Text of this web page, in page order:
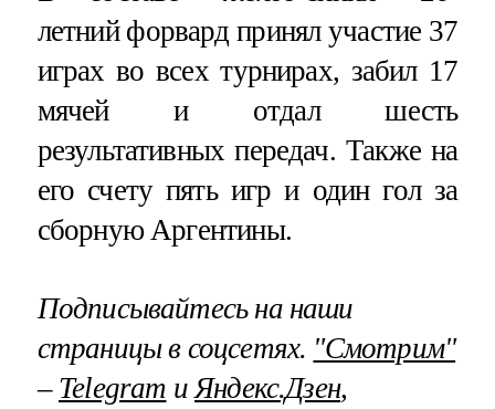
летний форвард принял участие 37
играх во всех турнирах, забил 17
мячей и отдал шесть
результативных передач. Также на
его счету пять игр и один гол за
сборную Аргентины.
Подписывайтесь на наши
страницы в соцсетях. "Смотрим"
– Telegram иЯндекс.Дзен,